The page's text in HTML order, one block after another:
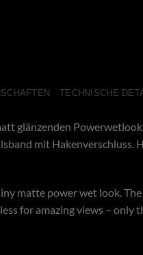
TECHNISCHE
glänzenden
mit
matte power wet look.
for amazing views – only